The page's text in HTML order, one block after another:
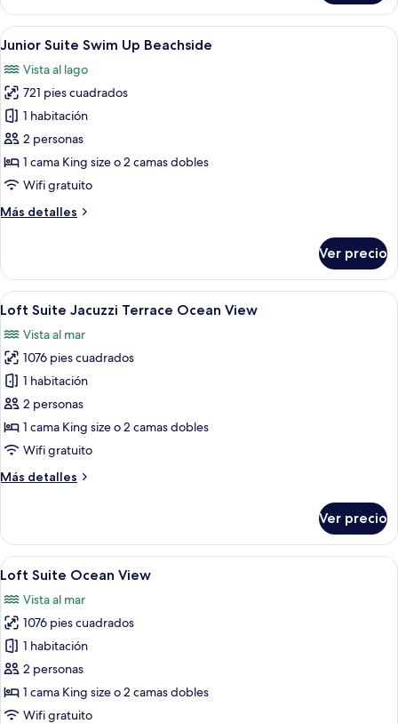
Suite
Beachside
Ocean
Abrir
todas
las
fotos
de
Junior
Suite
Swim
Beachside
Zona de piscina con agua cristalina,
9
Junior Suite Swim Up Beachside
Vista al lago
721 pies cuadrados
1 habitación
2 personas
1 cama King size o 2 camas dobles
Wifi gratuito
Más detalles
Más
Suite
Swim
Up
Ver precio
Abrir
todas
las
fotos
de
Loft
Suite
Jacuzzi
Terrace
Ocean
Un balcón con vista a un área de
10
Loft Suite Jacuzzi Terrace Ocean View
Vista al mar
1076 pies cuadrados
1 habitación
2 personas
1 cama King size o 2 camas dobles
Wifi gratuito
Más detalles
Más
Suite
Jacuzzi
Terrace
View
Ver precio
Abrir
todas
las
fotos
de
Loft
Suite
Ocean
Una habitación de hotel moderna
8
Loft Suite Ocean View
Vista al mar
1076 pies cuadrados
1 habitación
2 personas
1 cama King size o 2 camas dobles
Wifi gratuito